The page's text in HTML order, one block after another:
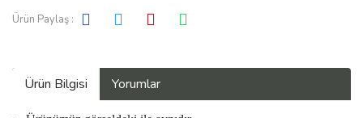
Ürün Paylaş :
Ürün Bilgisi Yorumlar